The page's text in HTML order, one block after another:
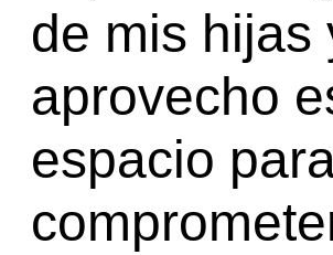
de mis hijas
aprovecho
espacio